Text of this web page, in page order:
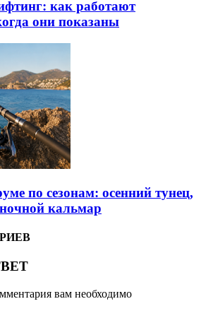
как работают
они показаны
по сезонам: осенний тунец,
кальмар
вам необходимо